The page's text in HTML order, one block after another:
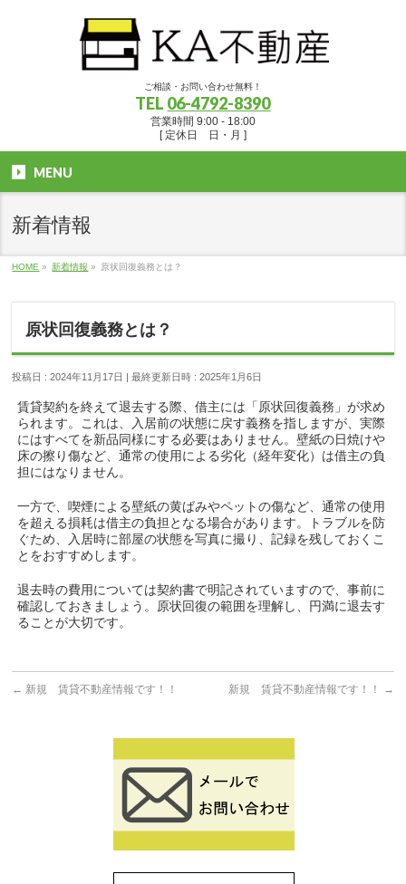
ご相談・お問い合わせ無料！
TEL 06-4792-8390
営業時間 9:00 - 18:00
[ 定休日 日・月 ]
MENU
新着情報
HOME » 新着情報 » 原状回復義務とは？
原状回復義務とは？
投稿日 : 2024年11月17日 最終更新日時 : 2025年1月6日
賃貸契約を終えて退去する際、借主には「原状回復義務」が求め
られます。これは、入居前の状態に戻す義務を指しますが、実際
にはすべてを新品同様にする必要はありません。壁紙の日焼けや
床の擦り傷など、通常の使用による劣化（経年変化）は借主の負
担にはなりません。
一方で、喫煙による壁紙の黄ばみやペットの傷など、通常の使用
を超える損耗は借主の負担となる場合があります。トラブルを防
ぐため、入居時に部屋の状態を写真に撮り、記録を残しておくこ
とをおすすめします。
退去時の費用については契約書で明記されていますので、事前に
確認しておきましょう。原状回復の範囲を理解し、円満に退去す
ることが大切です。
← 新規 賃貸不動産情報です！！ 新規 賃貸不動産情報です！！ →